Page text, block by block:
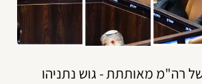
רה"מ מאותתת - גוש נתניהו